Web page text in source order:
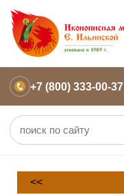
+7 (800) 333-00-37
<<